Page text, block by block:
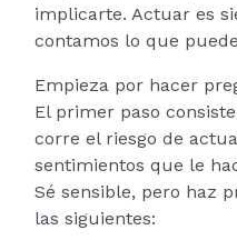
implicarte. Actuar es
contamos lo que
Empieza por hacer
El primer paso
corre el riesgo de
sentimientos que le
Sé sensible, pero haz
las siguientes: